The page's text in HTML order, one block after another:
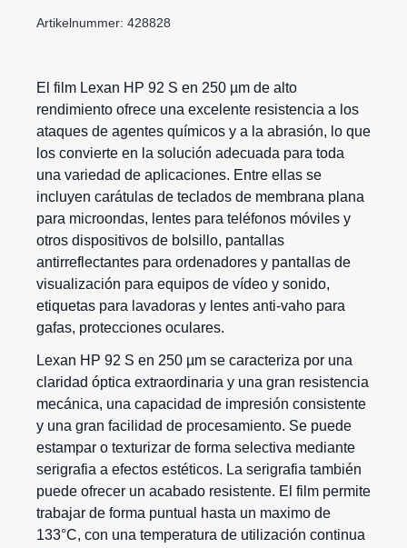
Artikelnummer: 428828
El film Lexan HP 92 S en 250 µm de alto
rendimiento ofrece una excelente resistencia a los
ataques de agentes químicos y a la abrasión, lo que
los convierte en la solución adecuada para toda
una variedad de aplicaciones. Entre ellas se
incluyen carátulas de teclados de membrana plana
para microondas, lentes para teléfonos móviles y
otros dispositivos de bolsillo, pantallas
antirreflectantes para ordenadores y pantallas de
visualización para equipos de vídeo y sonido,
etiquetas para lavadoras y lentes anti-vaho para
gafas, protecciones oculares.
Lexan HP 92 S en 250 µm se caracteriza por una
claridad óptica extraordinaria y una gran resistencia
mecánica, una capacidad de impresión consistente
y una gran facilidad de procesamiento. Se puede
estampar o texturizar de forma selectiva mediante
serigrafia a efectos estéticos. La serigrafia también
puede ofrecer un acabado resistente. El film permite
trabajar de forma puntual hasta un maximo de
133°C, con una temperatura de utilización continua